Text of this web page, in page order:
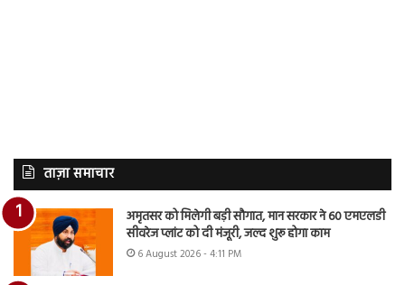
ताज़ा समाचार
अमृतसर को मिलेगी बड़ी सौगात, मान सरकार ने 60 एमएलडी
सीवरेज प्लांट को दी मंजूरी, जल्द शुरू होगा काम
6 August 2026 - 4:11 PM